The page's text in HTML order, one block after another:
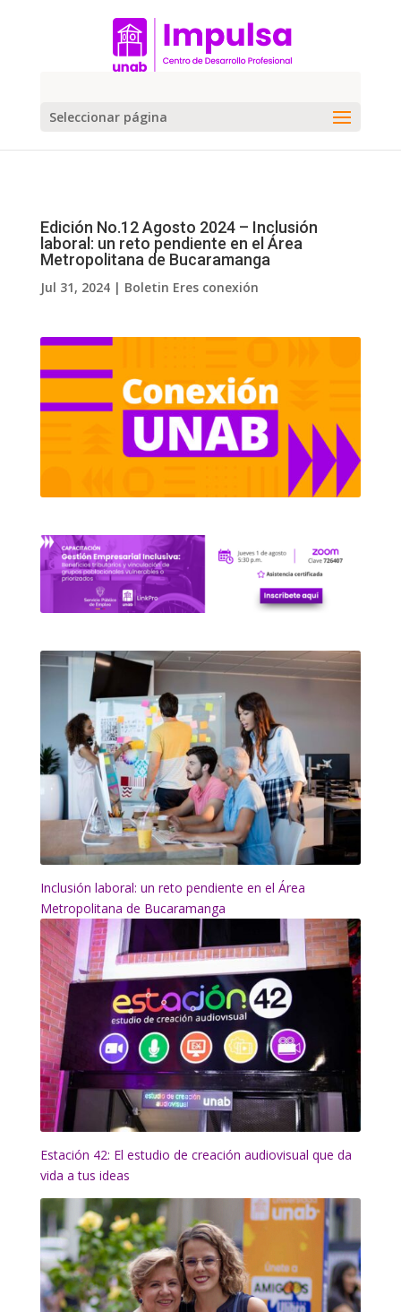
Seleccionar página
Edición No.12 Agosto 2024 – Inclusión
laboral: un reto pendiente en el Área
Metropolitana de Bucaramanga
Jul 31, 2024| Boletin Eres conexión
Inclusión laboral: un reto pendiente en el Área
Metropolitana de Bucaramanga
Estación 42: El estudio de creación audiovisual que da
vida a tus ideas